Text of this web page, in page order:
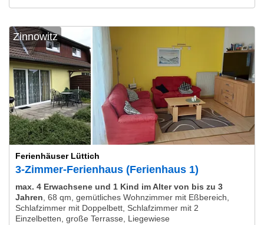
Zinnowitz
Ferienhäuser Lüttich
3-Zimmer-Ferienhaus (Ferienhaus 1)
max. 4 Erwachsene und 1 Kind im Alter von bis zu 3
Jahren 68 qm, gemütliches Wohnzimmer mit Eßbereich,
Schlafzimmer mit Doppelbett, Schlafzimmer mit 2
Einzelbetten, große Terrasse, Liegewiese